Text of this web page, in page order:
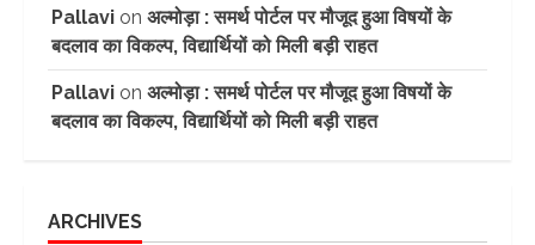
Pallavi on अल्मोड़ा : समर्थ पोर्टल पर मौजूद हुआ विषयों के
बदलाव का विकल्प, विद्यार्थियों को मिली बड़ी राहत
Pallavi on अल्मोड़ा : समर्थ पोर्टल पर मौजूद हुआ विषयों के
बदलाव का विकल्प, विद्यार्थियों को मिली बड़ी राहत
ARCHIVES